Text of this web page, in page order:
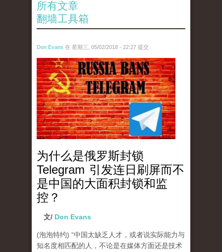
所有文章
翻墙工具箱
Don Evans 在 星期三, 05/02/2018 - 22:27 提交
tou_.jpeg
为什么是俄罗斯封锁
Telegram 引发连日刷屏而不
是中国的大面积封锁和监
控？
文/ Don Evans
(泡泡特约) “中国太缺乏人才，或者说实际能力与
知名度相匹配的人，不论是在媒体方面还是技术